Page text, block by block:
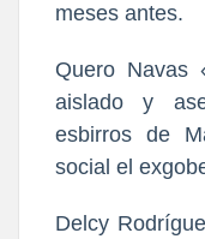
meses antes.
Quero Navas
aislado y
esbirros de
social el
Delcy